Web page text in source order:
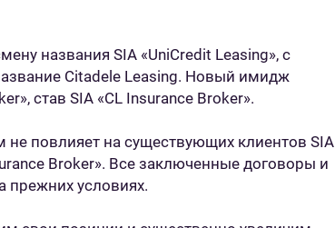
названия SIA «UniCredit Leasing», с
Citadele Leasing. Новый имидж
став SIA «CL Insurance Broker».
повлияет на существующих клиентов SIA
Broker». Все заключенные договоры и
прежних условиях.